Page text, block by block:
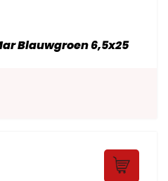
Blauwgroen 6,5x25